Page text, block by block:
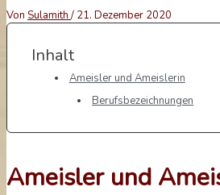
Von Sulamith / 21. Dezember 2020
Inhalt
Ameisler und Ameislerin
Berufsbezeichnungen
Ameisler und